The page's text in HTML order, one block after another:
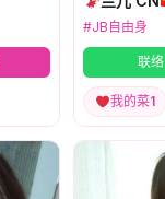
#JB自由身
联络
我的菜1